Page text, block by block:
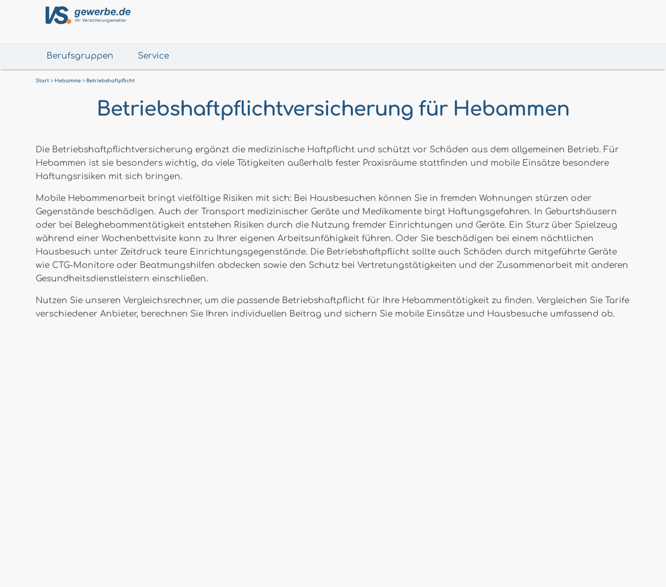
Berufsgruppen Service
Start Hebamme Betriebshaftpflicht
Betriebshaftpflichtversicherung für Hebammen
Die Betriebshaftpflichtversicherung ergänzt die medizinische Haftpflicht und schützt vor Schäden aus dem allgemeinen Betrieb. Für
Hebammen ist sie besonders wichtig, da viele Tätigkeiten außerhalb fester Praxisräume stattfinden und mobile Einsätze besondere
Haftungsrisiken mit sich bringen.
Mobile Hebammenarbeit bringt vielfältige Risiken mit sich: Bei Hausbesuchen können Sie in fremden Wohnungen stürzen oder
Gegenstände beschädigen. Auch der Transport medizinischer Geräte und Medikamente birgt Haftungsgefahren. In Geburtshäusern
oder bei Beleghebammentätigkeit entstehen Risiken durch die Nutzung fremder Einrichtungen und Geräte. Ein Sturz über Spielzeug
während einer Wochenbettvisite kann zu Ihrer eigenen Arbeitsunfähigkeit führen. Oder Sie beschädigen bei einem nächtlichen
Hausbesuch unter Zeitdruck teure Einrichtungsgegenstände. Die Betriebshaftpflicht sollte auch Schäden durch mitgeführte Geräte
wie CTG-Monitore oder Beatmungshilfen abdecken sowie den Schutz bei Vertretungstätigkeiten und der Zusammenarbeit mit anderen
Gesundheitsdienstleistern einschließen.
Nutzen Sie unseren Vergleichsrechner, um die passende Betriebshaftpflicht für Ihre Hebammentätigkeit zu finden. Vergleichen Sie Tarife
verschiedener Anbieter, berechnen Sie Ihren individuellen Beitrag und sichern Sie mobile Einsätze und Hausbesuche umfassend ab.